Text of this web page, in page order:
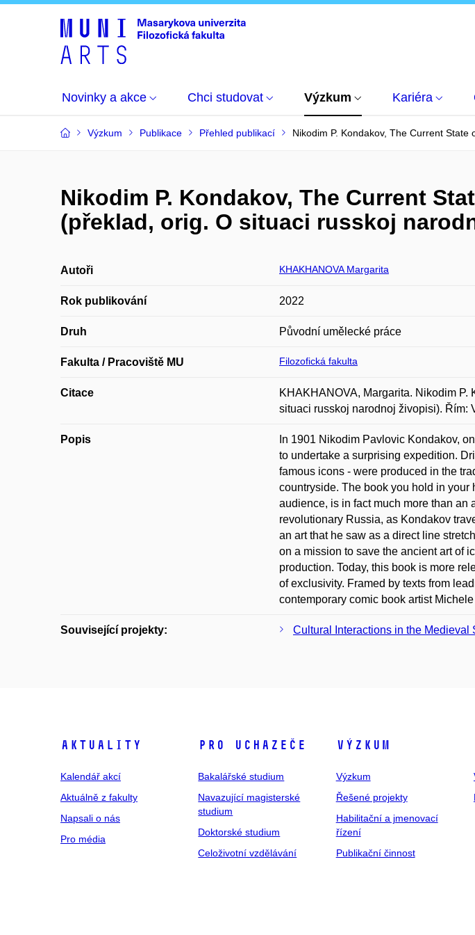
Novinky a akce Chci studovat Výzkum Kariéra
Výzkum Publikace Přehled publikací Nikodim P. Kondakov, The Current
Nikodim P. Kondakov, The Current
(překlad, orig. O situaci russkoj
Autoři KHAKHANOVA Margarita
Rok publikování 2022
Druh Původní umělecké práce
Fakulta / Pracoviště MU Filozofická fakulta
Citace
KHAKHANOVA, Margarita. Nikodim
situaci russkoj narodnoj živopisi). Řím:
Popis
In 1901 Nikodim Pavlovic Kondakov,
to undertake a surprising expedition.
famous icons - were produced in the
countryside. The book you hold in your
audience, is in fact much more than an
revolutionary Russia, as Kondakov
an art that he saw as a direct line
on a mission to save the ancient art of
production. Today, this book is more
of exclusivity. Framed by texts from
contemporary comic book artist
Související projekty: Cultural Interactions in the
Aktuality
Kalendář akcí
Aktuálně z fakulty
Napsali o nás
Pro média
Pro uchazeče
Bakalářské studium
Navazující magisterské
studium
Doktorské studium
Celoživotní vzdělávání
Výzkum
Výzkum
Řešené projekty
Habilitační a jmenovací
řízení
Publikační činnost